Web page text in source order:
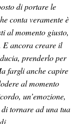
di portare le
conta veramente è
al momento giusto,
E ancora creare il
prenderlo per
fargli anche capire
al momento
un’emozione,
di tornare ad una tua